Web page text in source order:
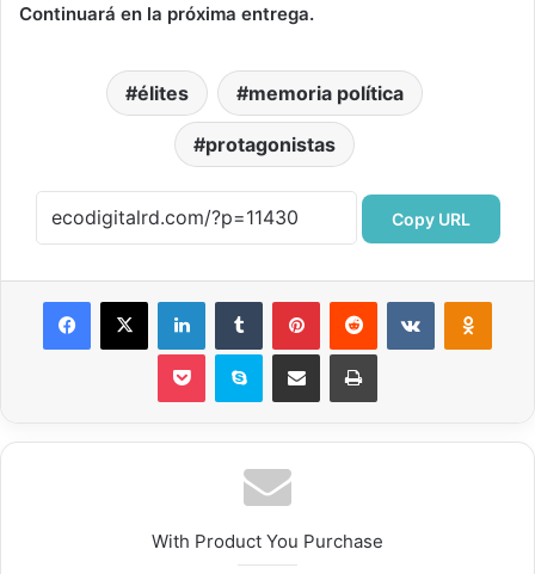
Continuará en la próxima entrega.
élites memoria política
protagonistas
Copy URL
Facebook
X LinkedInTumblr PinterestReddit VKontakte
Pocket Skype Compartir por correo electrónicoImprimir
With Product You Purchase